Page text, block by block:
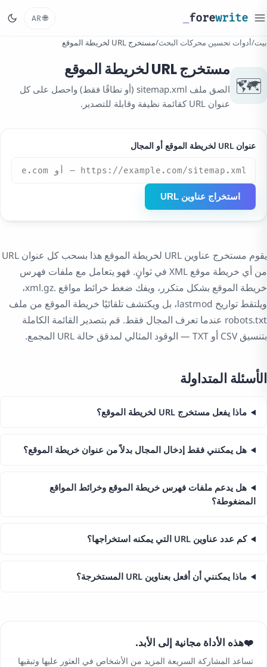
forewrite
🌐
AR
بيت/أدوات تحسين محركات البحث/مستخرج URL لخريطة الموقع
🗺️
مستخرج URL لخريطة الموقع
الصق ملف sitemap.xml (أو نطاقًا فقط) واحصل على كل
عنوان URL كقائمة نظيفة وقابلة للتصدير.
عنوان URL لخريطة الموقع أو المجال
استخراج عناوين URL
يقوم مستخرج عناوين URL لخريطة الموقع هذا بسحب كل عنوان URL
من أي خريطة موقع XML في ثوانٍ. فهو يتعامل مع ملفات فهرس
خريطة الموقع بشكل متكرر، ويفك ضغط خرائط مواقع .xml.gz،
ويلتقط تواريخ lastmod، بل ويكتشف تلقائيًا خريطة الموقع من ملف
robots.txt عندما تعرف المجال فقط. قم بتصدير القائمة الكاملة
بتنسيق CSV أو TXT — الوقود المثالي لمدقق حالة URL المجمع.
الأسئلة المتداولة
ماذا يفعل مستخرج URL لخريطة الموقع؟
هل يمكنني فقط إدخال المجال بدلاً من عنوان خريطة الموقع؟
هل يدعم ملفات فهرس خريطة الموقع وخرائط المواقع
المضغوطة؟
كم عدد عناوين URL التي يمكنه استخراجها؟
ماذا يمكنني أن أفعل بعناوين URL المستخرجة؟
❤️هذه الأداة مجانية إلى الأبد.
تساعد المشاركة السريعة المزيد من الأشخاص في العثور عليها وتبقيها